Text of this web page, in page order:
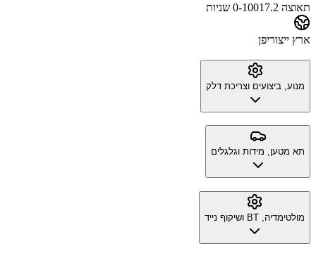
תאוצה 0-100 17.2 שניות
ארץ ייצוריפן
מנוע, ביצועים וצריכת דלק
תא מטען, מידות וגלגלים
מולטימדיה, BT ושיקוף נייד